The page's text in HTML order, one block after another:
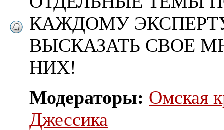
КАЖДОМУ
ВЫСКАЗАТЬ СВОЕ
НИХ!
Модераторы: Омская
Джессика